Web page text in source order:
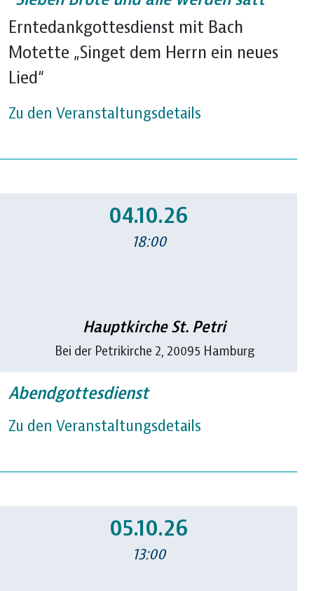
Erntedankgottesdienst mit Bach
Motette „Singet dem Herrn ein neues
Lied“
Zu den Veranstaltungsdetails
04.10.26
18:00
Hauptkirche St. Petri
Bei der Petrikirche 2, 20095 Hamburg
Abendgottesdienst
Zu den Veranstaltungsdetails
05.10.26
13:00